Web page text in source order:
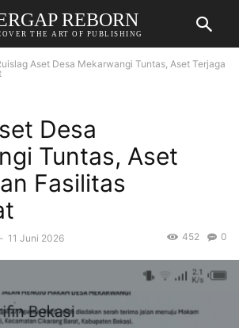
REBORN
THE ART OF PUBLISHING
Aset Desa Mekarwangi Tuntas, Aset Terjaga
Desa
Tuntas, Aset
Fasilitas
- 11 Juni 2026 0
452